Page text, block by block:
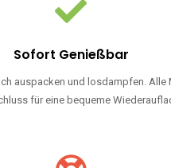
Sofort Genießbar
auspacken und losdampfen. Alle
für eine bequeme